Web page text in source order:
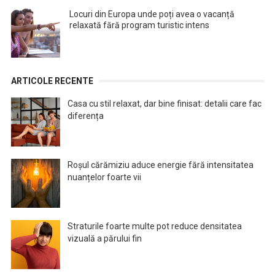
Locuri din Europa unde poți avea o vacanță
relaxată fără program turistic intens
ARTICOLE RECENTE
Casa cu stil relaxat, dar bine finisat: detalii care fac
diferența
Roșul cărămiziu aduce energie fără intensitatea
nuanțelor foarte vii
Straturile foarte multe pot reduce densitatea
vizuală a părului fin